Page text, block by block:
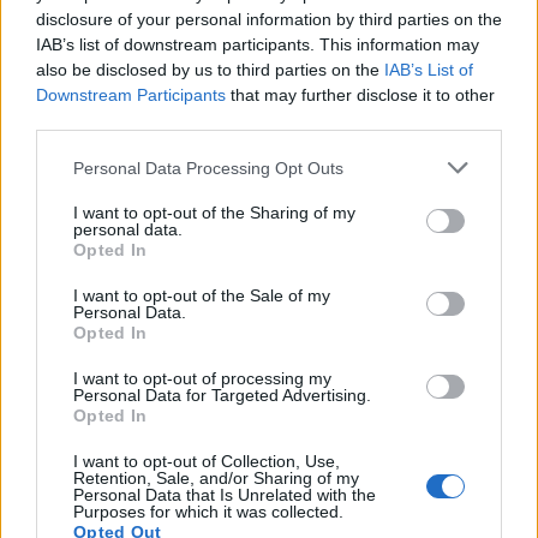
disclosure of your personal information by third parties on the
IAB’s list of downstream participants. This information may
also be disclosed by us to third parties on the IAB’s List of
Downstream Participants that may further disclose it to other
Personal Data Processing Opt Outs
I want to opt-out of the Sharing of my
personal data.
Opted In
I want to opt-out of the Sale of my
Personal Data.
Opted In
I want to opt-out of processing my
Personal Data for Targeted Advertising.
Opted In
I want to opt-out of Collection, Use,
Retention, Sale, and/or Sharing of my
Personal Data that Is Unrelated with the
Purposes for which it was collected.
Opted Out